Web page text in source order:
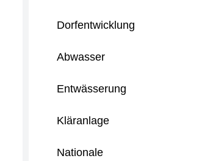
Dorfentwicklung
Abwasser
Entwässerung
Kläranlage
Nationale